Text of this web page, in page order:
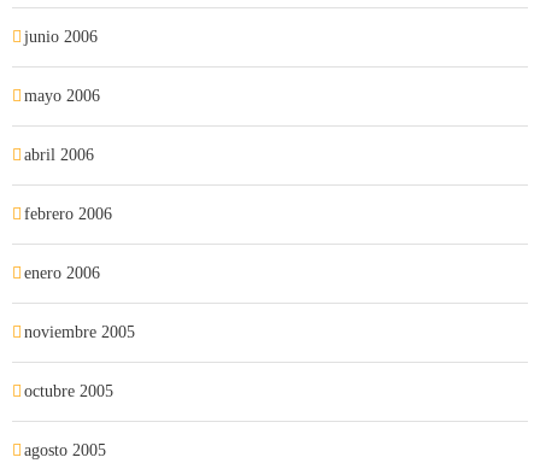
junio 2006
mayo 2006
abril 2006
febrero 2006
enero 2006
noviembre 2005
octubre 2005
agosto 2005